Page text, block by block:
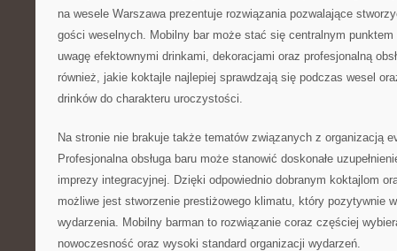
na wesele Warszawa prezentuje rozwiązania pozwalające
gości weselnych. Mobilny bar może stać się centralnym
uwagę efektownymi drinkami, dekoracjami oraz profesjonalną
również, jakie koktajle najlepiej sprawdzają się podczas wesel
drinków do charakteru uroczystości.
Na stronie nie brakuje także tematów związanych z organizacją
Profesjonalna obsługa baru może stanowić doskonałe
imprezy integracyjnej. Dzięki odpowiednio dobranym koktajlom
możliwe jest stworzenie prestiżowego klimatu, który pozytywnie
wydarzenia. Mobilny barman to rozwiązanie coraz częściej
nowoczesność oraz wysoki standard organizacji wydarzeń.